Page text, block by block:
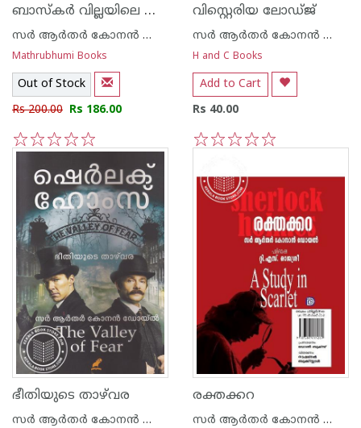
ബാസ്കര്‍ വില്ലയിലെ വേട്ടനായ
സര്‍ ആര്‍തര്‍ കോനന്‍ ഡോയല്‍
Mathrubhumi Books
Out of Stock
Rs 200.00 Rs 186.00
5
4
3
2
1
വിസ്റ്റെരിയ ലോഡ്ജ്
സര്‍ ആര്‍തര്‍ കോനന്‍ ഡോയല്‍
H and C Books
Add to Cart
Rs 40.00
ഭീതിയുടെ താഴ്‌വര
സര്‍ ആര്‍തര്‍ കോനന്‍ ഡോയല്‍
രക്തക്കറ
സര്‍ ആര്‍തര്‍ കോനന്‍ ഡോയല്‍